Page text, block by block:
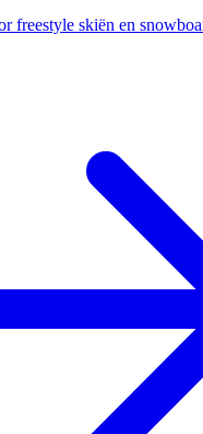
freestyle skiën en